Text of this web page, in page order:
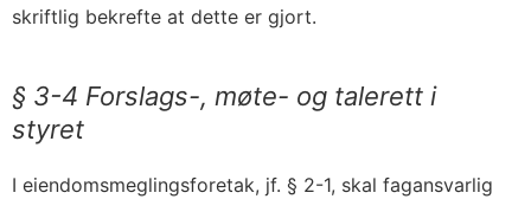
skriftlig bekrefte at dette er gjort.
§ 3-4 Forslags-, møte- og talerett i
styret
I eiendomsmeglingsforetak, jf. § 2-1, skal fag­ansvarlig